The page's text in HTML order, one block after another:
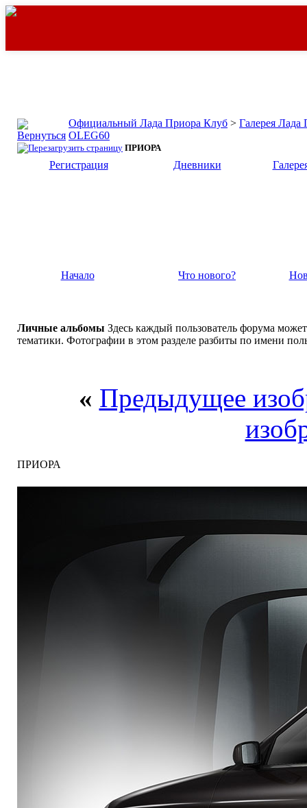
Официальный Лада Приора Клуб > Галерея Лада
OLEG60
ПРИОРА
Регистрация Дневники
Начало Что нового?
Личные альбомы Здесь каждый пользователь форума
тематики. Фотографии в этом разделе разбиты по имени
« Предыдущее
ПРИОРА